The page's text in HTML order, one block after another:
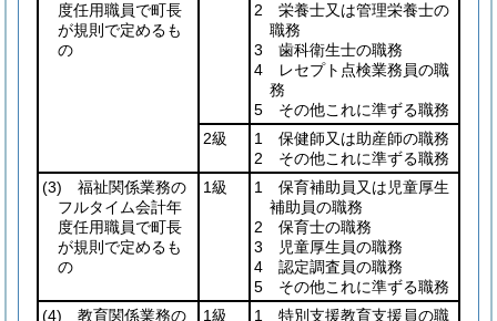
度任用職員で町長
が規則で定めるも
の
2 栄養士又は管理栄養士の
職務
3 歯科衛生士の職務
4 レセプト点検業務員の職
務
5 その他これに準ずる職務
2級
1 保健師又は助産師の職務
2 その他これに準ずる職務
(3) 福祉関係業務の
フルタイム会計年
度任用職員で町長
が規則で定めるも
の
1級
1 保育補助員又は児童厚生
補助員の職務
2 保育士の職務
3 児童厚生員の職務
4 認定調査員の職務
5 その他これに準ずる職務
(4) 教育関係業務の
1級
1 特別支援教育支援員の職